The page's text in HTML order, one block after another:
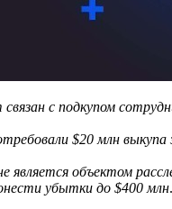
с подкупом
$20 млн выкупа
является объектом
убытки до $400 млн.